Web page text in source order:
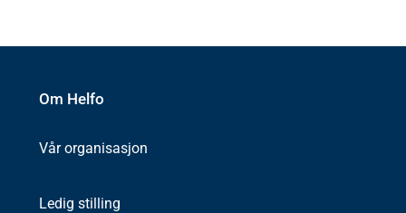
Om Helfo
Vår organisasjon
Ledig stilling